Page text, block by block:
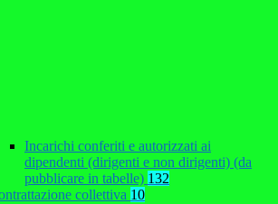
Incarichi conferiti e autorizzati ai
dipendenti (dirigenti e non dirigenti) (da
pubblicare in tabelle) 132
collettiva 10